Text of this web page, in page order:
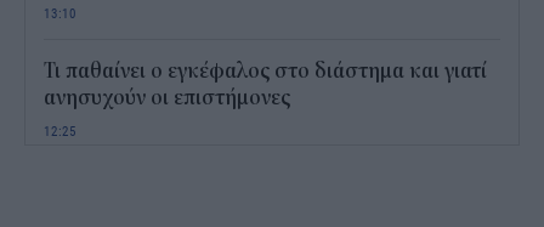
13:10
Τι παθαίνει ο εγκέφαλος στο διάστημα και γιατί
ανησυχούν οι επιστήμονες
12:25